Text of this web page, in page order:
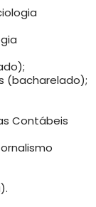
(bacharelado);
Contábeis